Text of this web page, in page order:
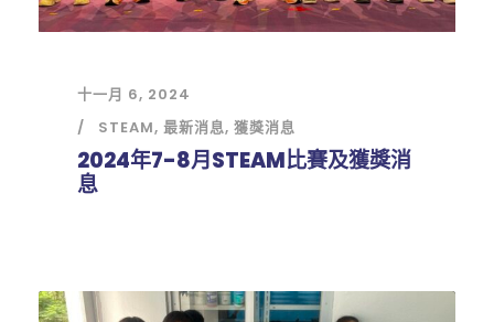
十一月 6, 2024
STEAM, 最新消息, 獲獎消息
2024年7-8月STEAM比賽及獲獎消
息